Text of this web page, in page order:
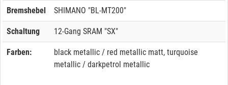
Bremshebel SHIMANO "BL-MT200"
Schaltung 12-Gang SRAM "SX"
Farben:
black metallic / red metallic matt, turquoise
metallic / darkpetrol metallic